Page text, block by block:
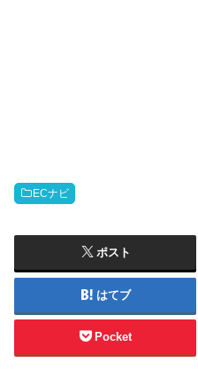
ECナビ
ポスト
はてブ
Pocket